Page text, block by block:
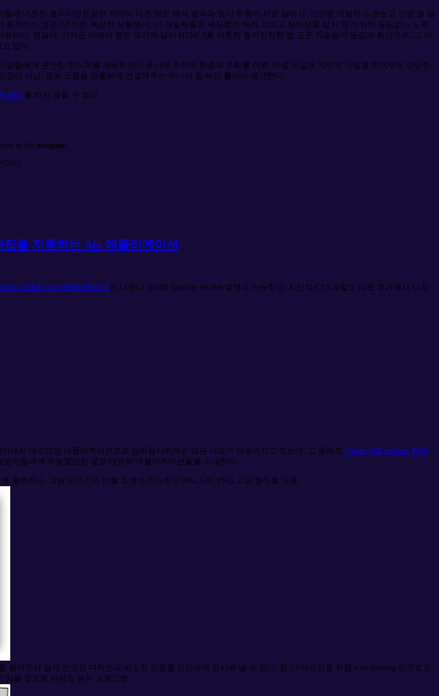
에 내장된 클라이언트들은 각자의 다른 정보 해석 방식과 표시 유형이 서로 달라서, 그만큼 개발자가 손보고 신경 쓸 일
적이지 않은가? 이런 복잡한 상황에서, UI 개발자들의 세심함과 배려 그리고 창의성을 잃지 않기 위한 끊임없는 노력
이다. 덩달아, 가까운 미래의 웹은 과거와 달리 HTML5를 비롯한 흥미진진한 웹 표준 기술들의 등장과 확산으로, 그 어
있다.
들에게 편안한 안식처를 제공하면서 동시에 주위의 환경과 조화를 이뤄, 바깥 드넓은 자연과 사람을 이어주는 단단한
이 아닌, 정보 소통을 원활하게 연결해주는 하나의 잘 짜인 틀이라 생각한다.
얘기 를 하지 않을 수 없다.
of the designer.
이다.
을 지원하는 Air 애플리케이션
라는 이름의 Air 애플리케이션 이 나왔다. grid와 baseline rhythm 설정이 가능하고, 자신의 CSS 파일도 따로 추가해서 디자
내서 데스크탑 애플리케이션으로 탈바꿈시키려는 많은 시도가 이루어지고 있는데, 그 중에도 Adobe AIR runtime 환경
발자들에게 유용할만한 몇몇 대표적 애플리케이션들을 소개한다.
줄여준다. 그림의 크기와 비율 조정이 가능하고 JPG, GIF, PNG 그림 형식을 지원.
불러와서 실제 완성된 디자인과 비슷한 모형을 간단하게 묘사해 낼 수 있다. 웹 UI 디자인을 위한 wire-framing 도구로도
않을 정도로 완성도 높은 프로그램.